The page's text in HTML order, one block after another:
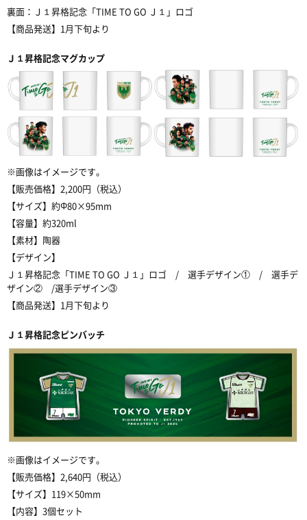
裏面：Ｊ１昇格記念「TIME TO GO Ｊ１ 」ロゴ
【商品発送】 1月下旬より
Ｊ１昇格記念マグカップ
※画像はイメージです。
【販売価格】 2,200円（税込）
【サイズ】約Φ80×95mm
【容量】約320ml
【素材】陶器
【デザイン】
Ｊ１昇格記念「TIME TO GO Ｊ１ 」ロゴ / 選手デザイン① / 選手デ
ザイン② /選手デザイン③
【商品発送】 1月下旬より
Ｊ１昇格記念ピンバッチ
※画像はイメージです。
【販売価格】 2,640円（税込）
【サイズ】 119×50mm
【内容】 3個セット